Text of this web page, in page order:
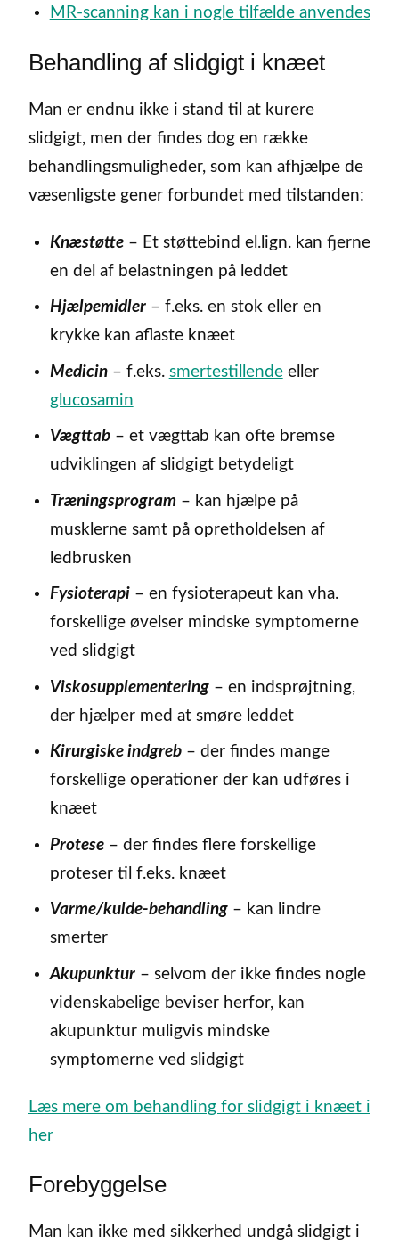
MR-scanning kan i nogle tilfælde anvendes
Behandling af slidgigt i knæet
Man er endnu ikke i stand til at kurere
slidgigt, men der findes dog en række
behandlingsmuligheder, som kan afhjælpe de
væsenligste gener forbundet med tilstanden:
Knæstøtte– Et støttebind el.lign. kan fjerne
en del af belastningen på leddet
Hjælpemidler– f.eks. en stok eller en
krykke kan aflaste knæet
Medicin– f.eks. smertestillendeeller
glucosamin
Vægttab– et vægttab kan ofte bremse
udviklingen af slidgigt betydeligt
Træningsprogram– kan hjælpe på
musklerne samt på opretholdelsen af
ledbrusken
Fysioterapi– en fysioterapeut kan vha.
forskellige øvelser mindske symptomerne
ved slidgigt
Viskosupplementering– en indsprøjtning,
der hjælper med at smøre leddet
Kirurgiske indgreb– der findes mange
forskellige operationer der kan udføres i
knæet
Protese– der findes flere forskellige
proteser til f.eks. knæet
Varme/kulde-behandling– kan lindre
smerter
Akupunktur– selvom der ikke findes nogle
videnskabelige beviser herfor, kan
akupunktur muligvis mindske
symptomerne ved slidgigt
Læs mere om behandling for slidgigt i knæet i
her
Forebyggelse
Man kan ikke med sikkerhed undgå slidgigt i